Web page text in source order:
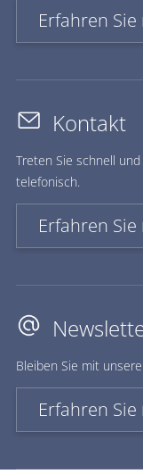
Erfahren
Kontakt
Treten Sie schnell
telefonisch.
Erfahren
Bleiben Sie mit
Erfahren